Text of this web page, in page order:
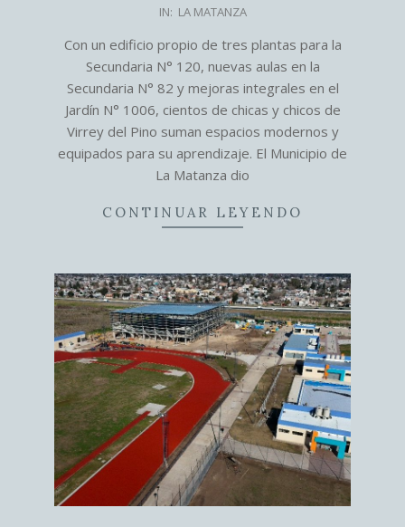
28
IN: LA MATANZA
Con un edificio propio de tres plantas para la
Secundaria N° 120, nuevas aulas en la
Secundaria N° 82 y mejoras integrales en el
Jardín N° 1006, cientos de chicas y chicos de
Virrey del Pino suman espacios modernos y
equipados para su aprendizaje. El Municipio de
La Matanza dio
CONTINUAR LEYENDO